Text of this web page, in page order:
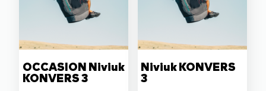
OCCASION Niviuk
KONVERS 3
Niviuk KONVERS
3